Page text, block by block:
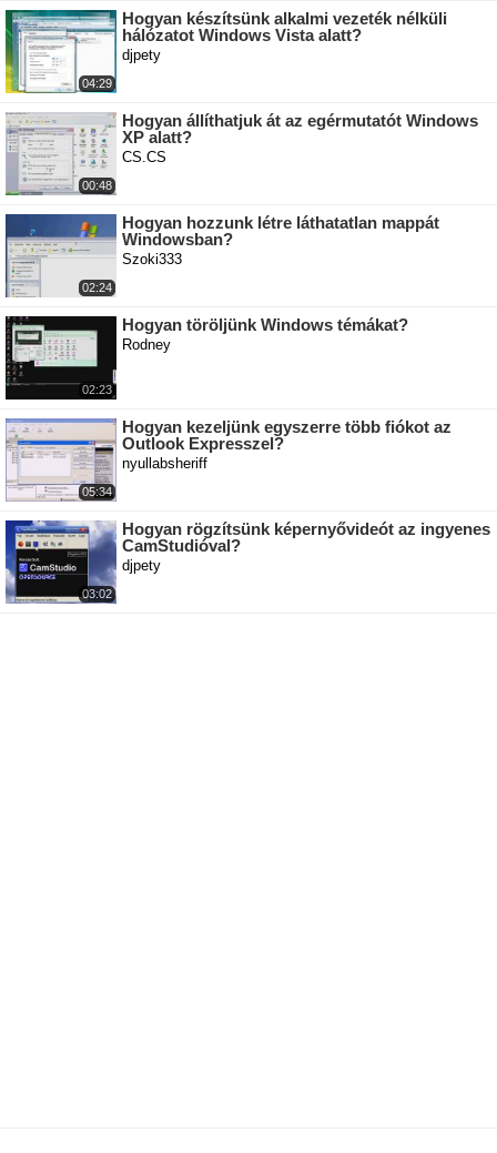
04:29
Hogyan készítsünk alkalmi vezeték nélküli
hálózatot Windows Vista alatt?
djpety
00:48
Hogyan állíthatjuk át az egérmutatót Windows
XP alatt?
CS.CS
02:24
Hogyan hozzunk létre láthatatlan mappát
Windowsban?
Szoki333
02:23
Hogyan töröljünk Windows témákat?
Rodney
05:34
Hogyan kezeljünk egyszerre több fiókot az
Outlook Expresszel?
nyullabsheriff
03:02
Hogyan rögzítsünk képernyővideót az ingyenes
CamStudióval?
djpety